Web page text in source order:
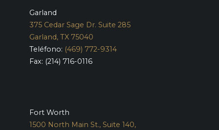
Garland
375 Cedar Sage Dr. Suite 285
Garland, TX 75040
Teléfono: (469) 772-9314
Fax: (214) 716-0116
Fort Worth
1500 North Main St., Suite 140,